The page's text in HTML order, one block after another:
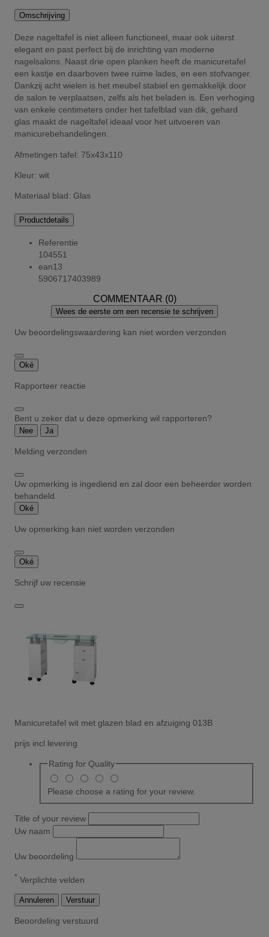
Omschrijving
Deze nageltafel is niet alleen functioneel, maar ook uiterst
elegant en past perfect bij de inrichting van moderne
nagelsalons. Naast drie open planken heeft de manicuretafel
een kastje en daarboven twee ruime lades, en een stofvanger.
Dankzij acht wielen is het meubel stabiel en gemakkelijk door
de salon te verplaatsen, zelfs als het beladen is. Een verhoging
van enkele centimeters onder het tafelblad van dik, gehard
glas maakt de nageltafel ideaal voor het uitvoeren van
manicurebehandelingen.
Afmetingen tafel: 75x43x110
Kleur: wit
Materiaal blad: Glas
Productdetails
Referentie
104551
ean13
5906717403989
COMMENTAAR (0)
Wees de eerste om een recensie te schrijven
Uw beoordelingswaardering kan niet worden verzonden
Oké
Rapporteer reactie
Bent u zeker dat u deze opmerking wil rapporteren?
Nee Ja
Melding verzonden
Uw opmerking is ingediend en zal door een beheerder worden
behandeld.
Oké
Uw opmerking kan niet worden verzonden
Oké
Schrijf uw recensie
Manicuretafel wit met glazen blad en afzuiging 013B
prijs incl levering
Rating for Quality
Please choose a rating for your review.
Title of your review
Uw naam
Uw beoordeling
* Verplichte velden
Annuleren Verstuur
Beoordeling verstuurd